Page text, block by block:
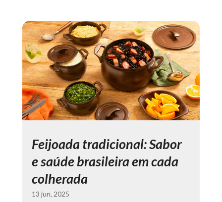
Feijoada tradicional: Sabor
e saúde brasileira em cada
colherada
13 jun, 2025